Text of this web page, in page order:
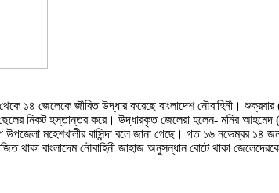
১৪ জেলেকে জীবিত উদ্ধার করেছে বাংলাদেশ নৌবাহিনী।
নিকট হস্তান্তর করে। উদ্ধারকৃত জেলেরা হলেন- মনির আহমেদ
মহেশখালীর বাসিন্দা বলে জানা গেছে। গত ১৬ নভেম্বর ১৪
বাংলাদেম নৌবাহিনী জাহাজ অনুসন্ধান বোটে থাকা